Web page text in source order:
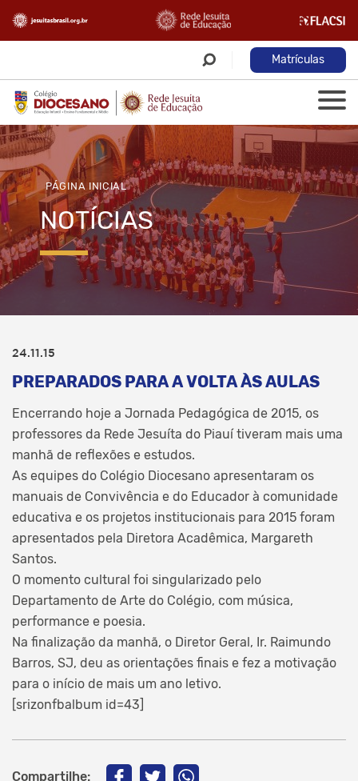
Matrículas
PÁGINA INICIAL
NOTÍCIAS
24.11.15
PREPARADOS PARA A VOLTA ÀS AULAS
Encerrando hoje a Jornada Pedagógica de 2015, os
professores da Rede Jesuíta do Piauí tiveram mais uma
manhã de reflexões e estudos.
As equipes do Colégio Diocesano apresentaram os
manuais de Convivência e do Educador à comunidade
educativa e os projetos institucionais para 2015 foram
apresentados pela Diretora Acadêmica, Margareth
Santos.
O momento cultural foi singularizado pelo
Departamento de Arte do Colégio, com música,
performance e poesia.
Na finalização da manhã, o Diretor Geral, Ir. Raimundo
Barros, SJ, deu as orientações finais e fez a motivação
para o início de mais um ano letivo.
[srizonfbalbum id=43]
Compartilhe: